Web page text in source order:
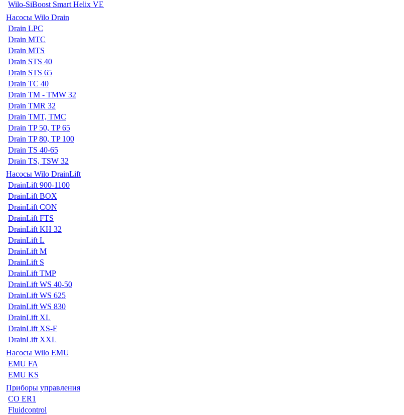
Wilo-SiBoost Smart Helix VE
Насосы Wilo Drain
Drain LPC
Drain MTC
Drain MTS
Drain STS 40
Drain STS 65
Drain TC 40
Drain TM - TMW 32
Drain TMR 32
Drain TMT, TMC
Drain TP 50, TP 65
Drain TP 80, TP 100
Drain TS 40-65
Drain TS, TSW 32
Насосы Wilo DrainLift
DrainLift 900-1100
DrainLift BOX
DrainLift CON
DrainLift FTS
DrainLift KH 32
DrainLift L
DrainLift M
DrainLift S
DrainLift TMP
DrainLift WS 40-50
DrainLift WS 625
DrainLift WS 830
DrainLift XL
DrainLift XS-F
DrainLift XXL
Насосы Wilo EMU
EMU FA
EMU KS
Приборы управления
CO ER1
Fluidcontrol